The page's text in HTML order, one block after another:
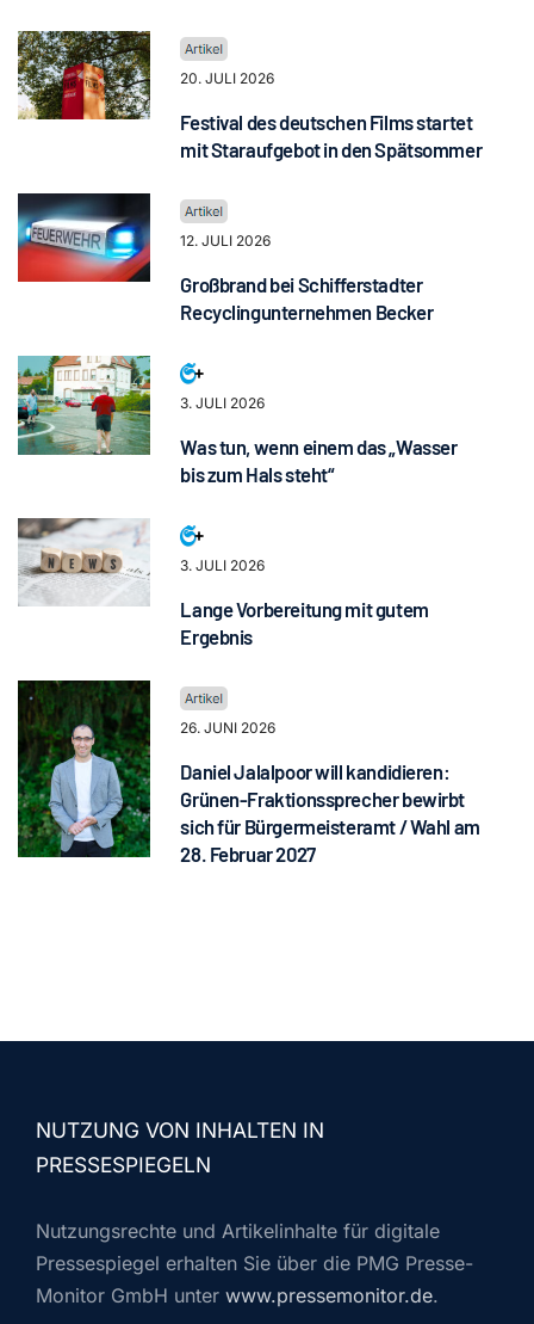
20. JULI 2026
Festival des deutschen Films startet
mit Staraufgebot in den Spätsommer
12. JULI 2026
Großbrand bei Schifferstadter
Recyclingunternehmen Becker
3. JULI 2026
Was tun, wenn einem das „Wasser
bis zum Hals steht“
3. JULI 2026
Lange Vorbereitung mit gutem
Ergebnis
26. JUNI 2026
Daniel Jalalpoor will kandidieren:
Grünen-Fraktionssprecher bewirbt
sich für Bürgermeisteramt / Wahl am
28. Februar 2027
NUTZUNG VON INHALTEN IN
PRESSESPIEGELN
Nutzungsrechte und Artikelinhalte für digitale
Pressespiegel erhalten Sie über die PMG Presse-
Monitor GmbH unter www.pressemonitor.de.